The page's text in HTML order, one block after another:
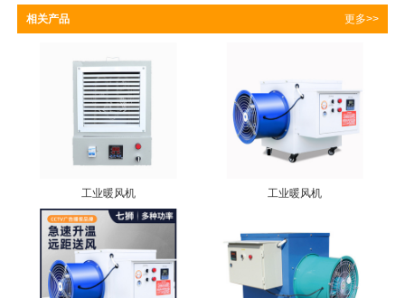
相关产品 更多>>
工业暖风机 工业暖风机